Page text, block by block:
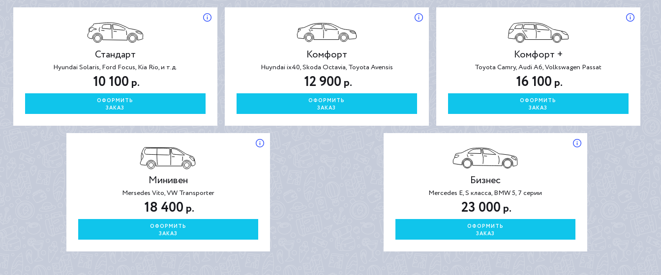
Стандарт
Hyundai Solaris, Ford Focus, Kia Rio, и т.д.
10 100 р.
ОФОРМИТЬ
ЗАКАЗ
Комфорт
Huyndai ix40, Skoda Octavia, Toyota Avensis
12 900 р.
ОФОРМИТЬ
ЗАКАЗ
Комфорт +
Toyota Camry, Audi A6, Volkswagen Passat
16 100 р.
ОФОРМИТЬ
ЗАКАЗ
Минивен
Mersedes Vito, VW Transporter
18 400 р.
ОФОРМИТЬ
ЗАКАЗ
Бизнес
Mercedes E, S класса, BMW 5, 7 серии
23 000 р.
ОФОРМИТЬ
ЗАКАЗ